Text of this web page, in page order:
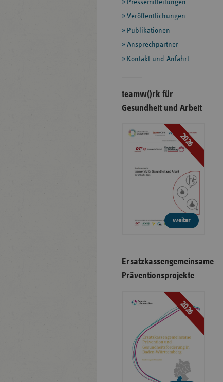
Informationen
Pressemitteilungen
Veröffentlichungen
Publikationen
Ansprechpartner
Kontakt und Anfahrt
teamw()rk für
Gesundheit und Arbeit
2026
weiter
Ersatzkassengemeinsame
Präventionsprojekte
2026